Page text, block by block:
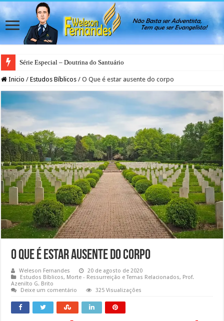
Série Especial – Doutrina do Santuário
Inicio / Estudos Bíblicos / O Que é estar ausente do corpo
O Que é estar ausente do corpo
Weleson Fernandes
20 de agosto de 2020
Estudos Bíblicos, Morte - Ressurreição e Temas Relacionados, Prof.
Azenilto G. Brito
Deixe um comentário
325 Visualizações